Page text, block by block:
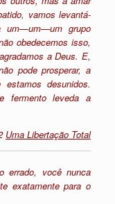
vamos levantá-
um—um—um grupo
obedecemos isso,
a Deus. E,
pode prosperar, a
desunidos.
fermento leveda a
Uma Libertação Total
errado, você nunca
exatamente para o